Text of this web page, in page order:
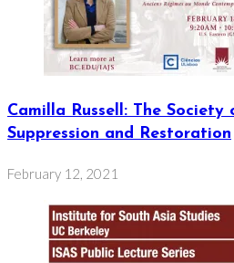
Camilla Russell: The Society
Suppression and Restoration
February 12, 2021